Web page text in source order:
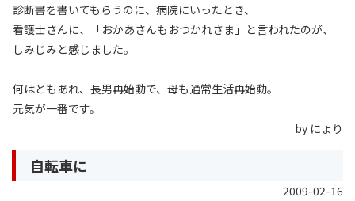
診断書を書いてもらうのに、病院にいったとき、
看護士さんに、「おかあさんもおつかれさま」と言われたのが、
しみじみと感じました。
何はともあれ、長男再始動で、母も通常生活再始動。
元気が一番です。
by にょり
自転車に
2009-02-16